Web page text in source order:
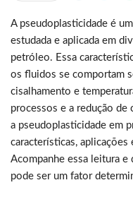
A pseudoplasticidade é
estudada e aplicada em
petróleo. Essa
os fluidos se comportam
cisalhamento e
processos e a redução
a pseudoplasticidade em
características,
Acompanhe essa leitura e
pode ser um fator